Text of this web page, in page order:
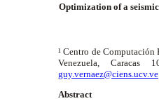
Optimization of a
¹ Centro de
Venezuela,
guy.vernaez@ciens.ucv.ve
Abstract